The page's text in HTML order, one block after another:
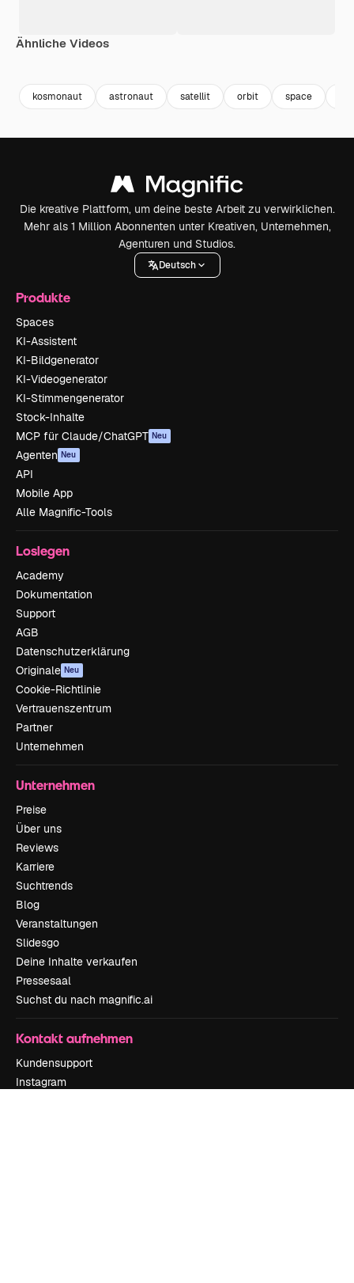
Ähnliche Videos
kosmonaut astronaut satellit orbit space
Die kreative Plattform, um deine beste Arbeit zu verwirklichen.
Mehr als 1 Million Abonnenten unter Kreativen, Unternehmen,
Agenturen und Studios.
Deutsch
Produkte
Spaces
KI-Assistent
KI-Bildgenerator
KI-Videogenerator
KI-Stimmengenerator
Stock-Inhalte
MCP für Claude/ChatGPT Neu
Agenten Neu
API
Mobile App
Alle Magnific-Tools
Loslegen
Academy
Dokumentation
Support
AGB
Datenschutzerklärung
Originale Neu
Cookie-Richtlinie
Vertrauenszentrum
Partner
Unternehmen
Unternehmen
Preise
Über uns
Reviews
Karriere
Suchtrends
Blog
Veranstaltungen
Slidesgo
Deine Inhalte verkaufen
Pressesaal
Suchst du nach magnific.ai
Kontakt aufnehmen
Kundensupport
Instagram